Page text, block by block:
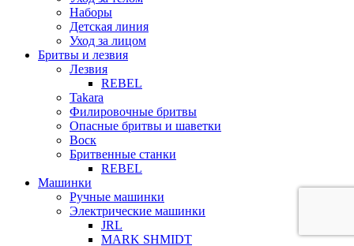
Наборы
Детская линия
Уход за лицом
Бритвы и лезвия
Лезвия
REBEL
Takara
Филировочные бритвы
Опасные бритвы и шаветки
Воск
Бритвенные станки
REBEL
Машинки
Ручные машинки
Электрические машинки
JRL
MARK SHMIDT